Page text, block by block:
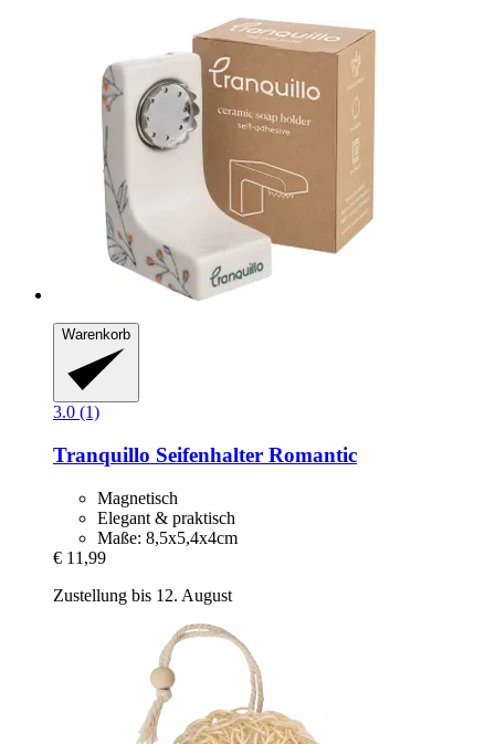
Warenkorb
3.0 (1)
Tranquillo Seifenhalter Romantic
Magnetisch
Elegant & praktisch
Maße: 8,5x5,4x4cm
€ 11,99
Zustellung bis 12. August